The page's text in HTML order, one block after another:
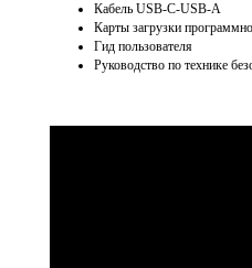
Кабель USB-C-USB-A
Карты загрузки
Гид пользователя
Руководство по технике